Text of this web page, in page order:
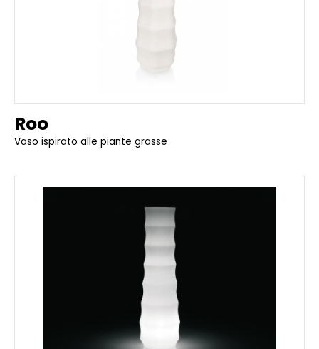
Roo
Vaso ispirato alle piante grasse